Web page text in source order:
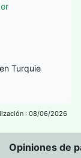
Turquie
: 08/06/2026
Opiniones de